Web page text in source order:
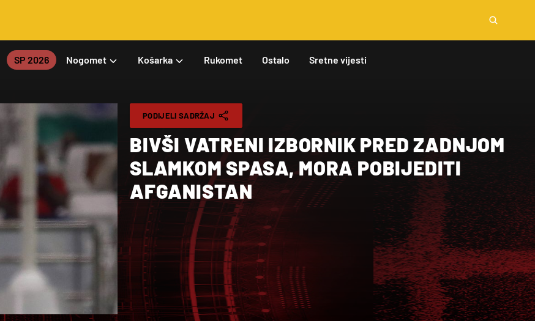
SP 2026 Nogomet Košarka Rukomet Ostalo Sretne vijesti
PODIJELI SADRŽAJ
BIVŠI VATRENI IZBORNIK PRED ZADNJOM
SLAMKOM SPASA, MORA POBIJEDITI
AFGANISTAN